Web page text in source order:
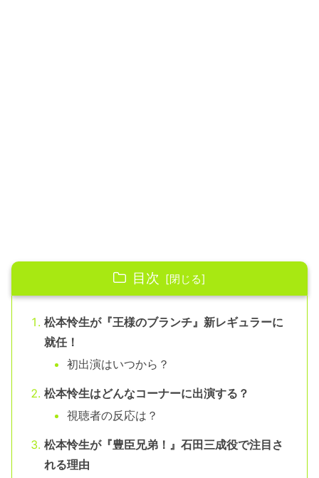
目次
松本怜生が『王様のブランチ』新レギュラーに
就任！
初出演はいつから？
松本怜生はどんなコーナーに出演する？
視聴者の反応は？
松本怜生が『豊臣兄弟！』石田三成役で注目さ
れる理由